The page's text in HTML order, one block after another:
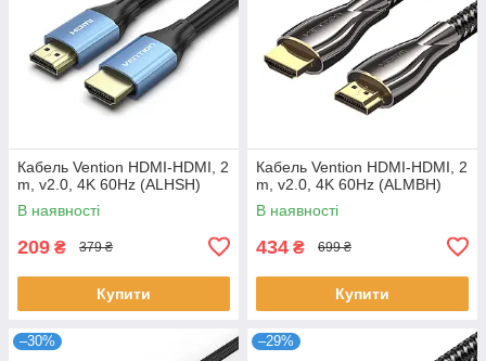
Кабель Vention HDMI-HDMI, 2
m, v2.0, 4K 60Hz (ALHSH)
В наявності
209 ₴ 379 ₴
Купити
Кабель Vention HDMI-HDMI, 2
m, v2.0, 4K 60Hz (ALMBH)
В наявності
434 ₴ 699 ₴
Купити
–30% –29%